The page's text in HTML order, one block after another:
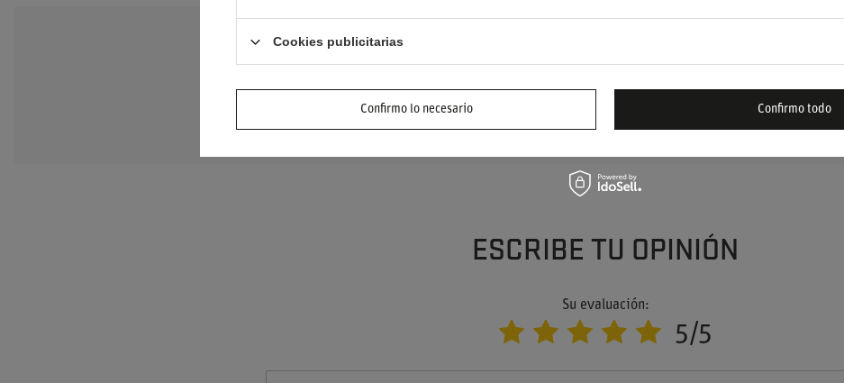
NECESITO AYUDA? TIENE PREGUNTAS?
Haz tu pregunta y te responderemos inmediatamente, publicando las
preguntas y respuestas más interesantes para los demás.
ESCRIBE TU OPINIÓN
Su evaluación:
5/5
Cookies publicitarias
Confirmo lo necesario Confirmo todo